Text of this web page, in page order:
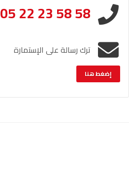
05 22 23 58 58
ترك رسالة على الإستمارة
إضغط هنا